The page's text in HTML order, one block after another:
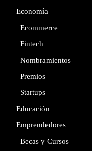
Economía
Ecommerce
Fintech
Nombramientos
Premios
Startups
Educación
Emprendedores
Becas y Cursos